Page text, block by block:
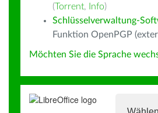
(Torrent, Info)
Schlüsselverwaltung-
Funktion OpenPGP
Möchten Sie die Sprache